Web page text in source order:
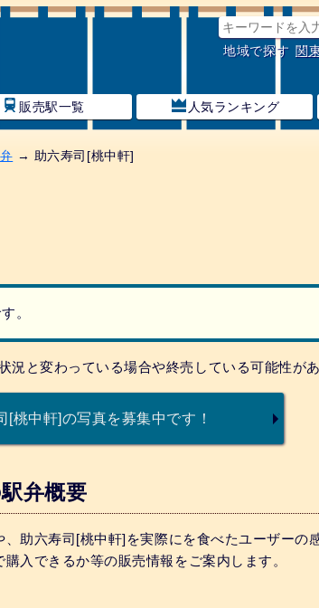
地域で探す 関
販売駅一覧 人気ランキング
→ 助六寿司[桃中軒]
。
況と変わっている場合や終売している可能性があ
[桃中軒]の写真を募集中です！
弁概要
助六寿司[桃中軒]を実際にを食べたユーザーの
入できるか等の販売情報をご案内します。